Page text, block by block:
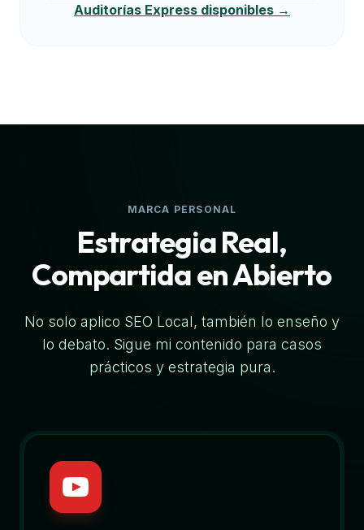
Auditorías Express disponibles →
MARCA PERSONAL
Estrategia Real,
Compartida en Abierto
No solo aplico SEO Local, también lo enseño y
lo debato. Sigue mi contenido para casos
prácticos y estrategia pura.